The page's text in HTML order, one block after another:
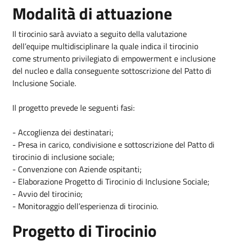
Modalità di attuazione
Il tirocinio sarà avviato a seguito della valutazione
dell’equipe multidisciplinare la quale indica il tirocinio
come strumento privilegiato di empowerment e inclusione
del nucleo e dalla conseguente sottoscrizione del Patto di
Inclusione Sociale.
Il progetto prevede le seguenti fasi:
- Accoglienza dei destinatari;
- Presa in carico, condivisione e sottoscrizione del Patto di
tirocinio di inclusione sociale;
- Convenzione con Aziende ospitanti;
- Elaborazione Progetto di Tirocinio di Inclusione Sociale;
- Avvio del tirocinio;
- Monitoraggio dell’esperienza di tirocinio.
Progetto di Tirocinio